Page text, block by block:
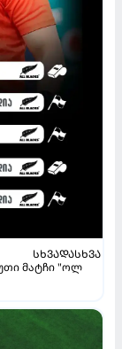
ᲡᲮᲕᲐᲓᲐᲡᲮᲕᲐ
მატჩი "ოლ